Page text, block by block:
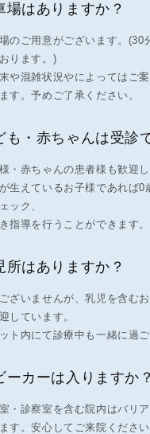
場はありますか？
のご用意がございます。(30
ります。)
や混雑状況やによってはご
す。予めご了承ください。
も・赤ちゃんは受診
・赤ちゃんの患者様も歓迎し
生えているお子様であれば0
ック、
指導を行うことができます。
所はありますか？
ざいませんが、乳児を含む
しています。
ト内にて診療中も一緒に過
ーカーは入りますか？
・診察室を含む院内はバリ
す。安心してご来院ください